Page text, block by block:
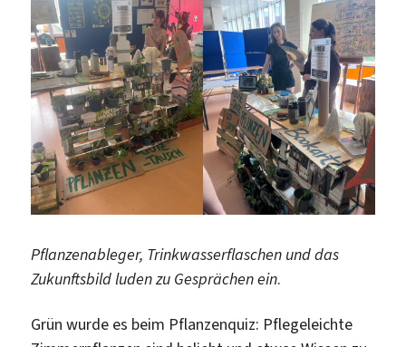
Pflanzenableger, Trinkwasserflaschen und das
Zukunftsbild luden zu Gesprächen ein.
Grün wurde es beim Pflanzenquiz: Pflegeleichte